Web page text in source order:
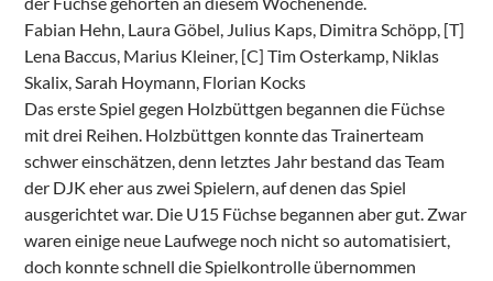
Fabian Hehn, Laura Göbel, Julius Kaps, Dimitra Schöpp, [T]
Lena Baccus, Marius Kleiner, [C] Tim Osterkamp, Niklas
Skalix, Sarah Hoymann, Florian Kocks
Das erste Spiel gegen Holzbüttgen begannen die Füchse
mit drei Reihen. Holzbüttgen konnte das Trainerteam
schwer einschätzen, denn letztes Jahr bestand das Team
der DJK eher aus zwei Spielern, auf denen das Spiel
ausgerichtet war. Die U15 Füchse begannen aber gut. Zwar
waren einige neue Laufwege noch nicht so automatisiert,
doch konnte schnell die Spielkontrolle übernommen